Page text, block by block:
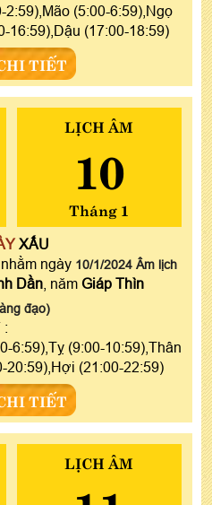
(5:00-6:59),Ngọ
16:59),Dậu (17:00-18:59)
TIẾT
LỊCH ÂM
10
Tháng 1
XẤU
nhằm ngày 10/1/2024 Âm lịch
Dần , năm Giáp Thìn
đạo)
:
6:59),Tỵ (9:00-10:59),Thân
20:59),Hợi (21:00-22:59)
TIẾT
LỊCH ÂM